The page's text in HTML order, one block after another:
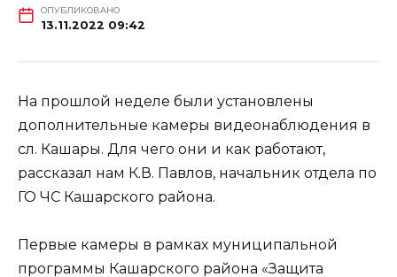
ОПУБЛИКОВАНО
13.11.2022 09:42
На прошлой неделе были установлены
дополнительные камеры видеонаблюдения в
сл. Кашары. Для чего они и как работают,
рассказал нам К.В. Павлов, начальник отдела по
ГО ЧС Кашарского района.
Первые камеры в рамках муниципальной
программы Кашарского района «Защита